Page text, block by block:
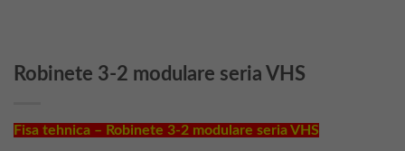
Robinete 3-2 modulare seria VHS
Fisa tehnica – Robinete 3-2 modulare seria VHS